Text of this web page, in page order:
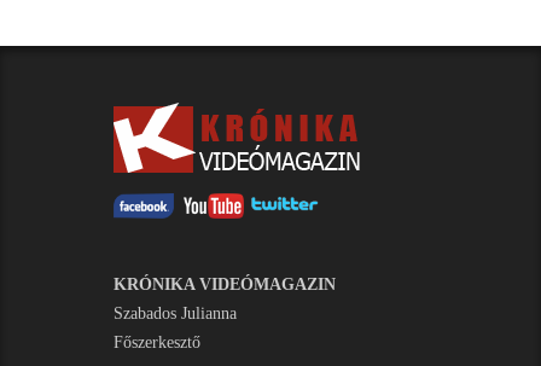
KRÓNIKA VIDEÓMAGAZIN
Szabados Julianna
Főszerkesztő